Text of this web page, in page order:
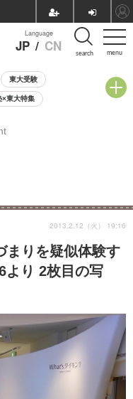
menu
Language
JP / CN search
東大受験
×東大特集
会
まりを疑似体験す
り 2枚目の写
2013.2.12（火） 19:16